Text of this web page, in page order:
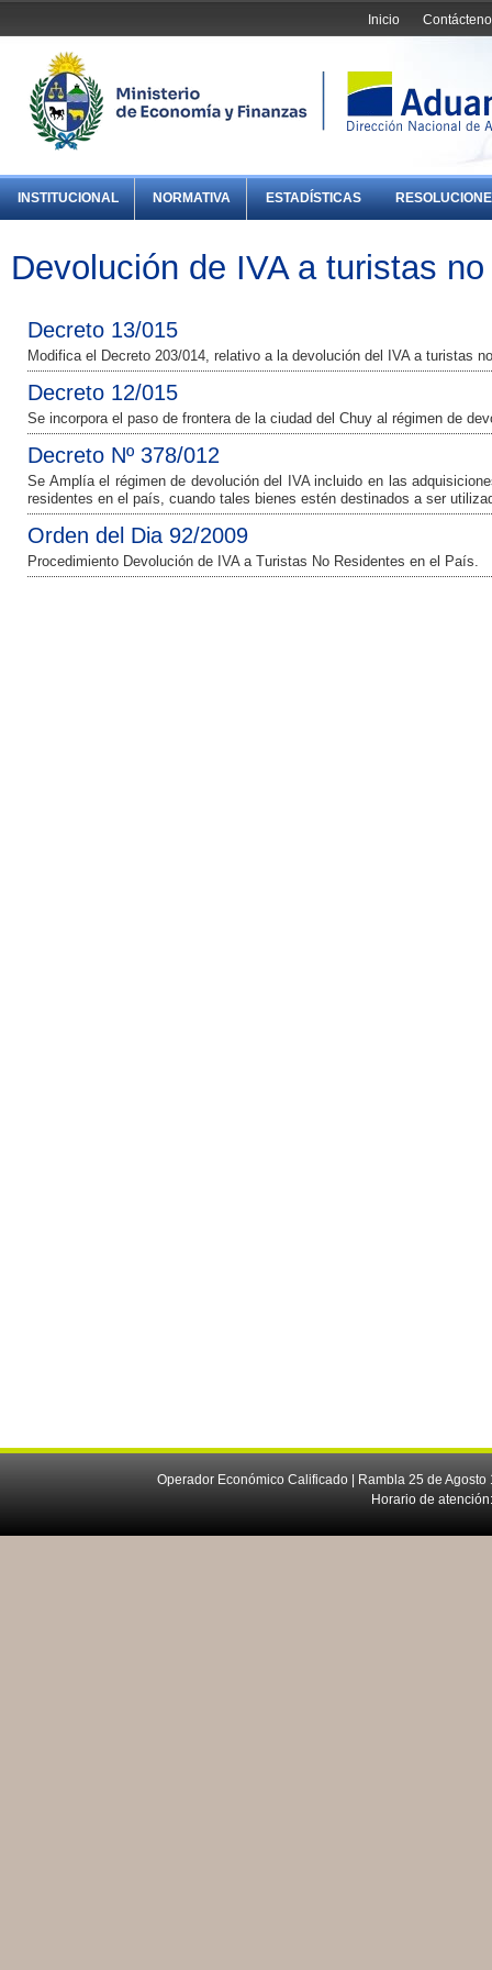
Inicio
INSTITUCIONAL NORMATIVA ESTADÍSTICAS
Devolución de IVA a turistas
Decreto 13/015
Modifica el Decreto 203/014, relativo a la devolución del IVA a turistas
Decreto 12/015
Se incorpora el paso de frontera de la ciudad del Chuy al régimen de
Decreto Nº 378/012
Se Amplía el régimen de devolución del IVA incluido en las
residentes en el país, cuando tales bienes estén destinados a ser
Orden del Dia 92/2009
Procedimiento Devolución de IVA a Turistas No Residentes en el País.
Operador Económico Calificado | Rambla 25 de
Horario de